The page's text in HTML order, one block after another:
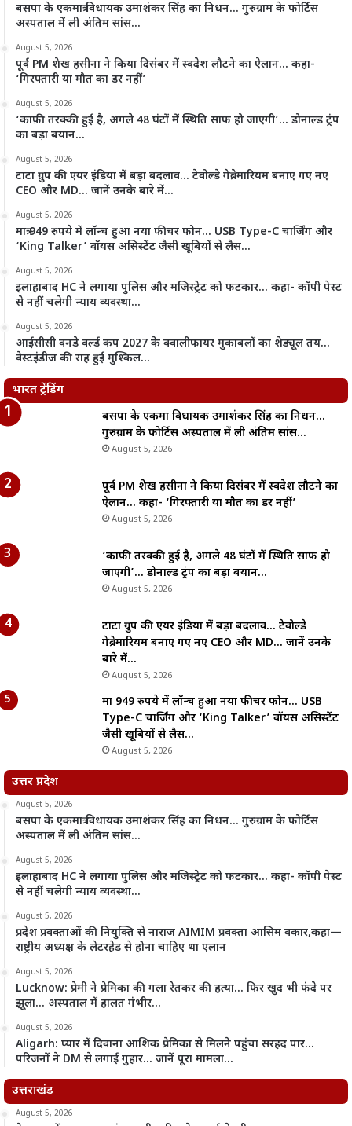
बसपा के एकमात्र विधायक उमाशंकर सिंह का निधन… गुरुग्राम के फोर्टिस
अस्पताल में ली अंतिम सांस…
August 5, 2026
पूर्व PM शेख हसीना ने किया दिसंबर में स्वदेश लौटने का ऐलान… कहा-
‘गिरफ्तारी या मौत का डर नहीं’
August 5, 2026
‘काफ़ी तरक्की हुई है, अगले 48 घंटों में स्थिति साफ हो जाएगी’… डोनाल्ड ट्रंप
का बड़ा बयान…
August 5, 2026
टाटा ग्रुप की एयर इंडिया में बड़ा बदलाव… टेवोल्डे गेब्रेमारियम बनाए गए नए
CEO और MD… जानें उनके बारे में…
August 5, 2026
मात्र 949 रुपये में लॉन्च हुआ नया फीचर फोन… USB Type-C चार्जिंग और
‘King Talker’ वॉयस असिस्टेंट जैसी खूबियों से लैस…
August 5, 2026
इलाहाबाद HC ने लगाया पुलिस और मजिस्ट्रेट को फटकार… कहा- कॉपी पेस्ट
से नहीं चलेगी न्याय व्यवस्था…
August 5, 2026
आईसीसी वनडे वर्ल्ड कप 2027 के क्वालीफायर मुकाबलों का शेड्यूल तय…
वेस्टइंडीज की राह हुई मुश्किल…
भारत ट्रेंडिंग
बसपा के एकमात्र विधायक उमाशंकर सिंह का निधन…
गुरुग्राम के फोर्टिस अस्पताल में ली अंतिम सांस…
August 5, 2026
पूर्व PM शेख हसीना ने किया दिसंबर में स्वदेश लौटने का
ऐलान… कहा- ‘गिरफ्तारी या मौत का डर नहीं’
August 5, 2026
‘काफ़ी तरक्की हुई है, अगले 48 घंटों में स्थिति साफ हो
जाएगी’… डोनाल्ड ट्रंप का बड़ा बयान…
August 5, 2026
टाटा ग्रुप की एयर इंडिया में बड़ा बदलाव… टेवोल्डे
गेब्रेमारियम बनाए गए नए CEO और MD… जानें उनके
बारे में…
August 5, 2026
मात्र 949 रुपये में लॉन्च हुआ नया फीचर फोन… USB
Type-C चार्जिंग और ‘King Talker’ वॉयस असिस्टेंट
जैसी खूबियों से लैस…
August 5, 2026
उत्तर प्रदेश
August 5, 2026
बसपा के एकमात्र विधायक उमाशंकर सिंह का निधन… गुरुग्राम के फोर्टिस
अस्पताल में ली अंतिम सांस…
August 5, 2026
इलाहाबाद HC ने लगाया पुलिस और मजिस्ट्रेट को फटकार… कहा- कॉपी पेस्ट
से नहीं चलेगी न्याय व्यवस्था…
August 5, 2026
प्रदेश प्रवक्ताओं की नियुक्ति से नाराज AIMIM प्रवक्ता आसिम वकार,कहा—
राष्ट्रीय अध्यक्ष के लेटरहेड से होना चाहिए था एलान
August 5, 2026
Lucknow: प्रेमी ने प्रेमिका की गला रेतकर की हत्या… फिर खुद भी फंदे पर
झूला… अस्पताल में हालत गंभीर…
August 5, 2026
Aligarh: प्यार में दिवाना आशिक प्रेमिका से मिलने पहुंचा सरहद पार…
परिजनों ने DM से लगाई गुहार… जानें पूरा मामला…
उत्तराखंड
August 5, 2026